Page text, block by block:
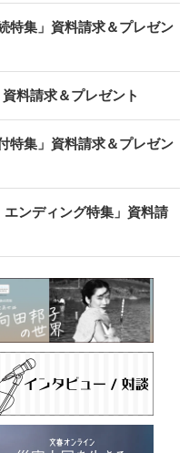
特集」資料請求＆プレゼン
料請求＆プレゼント
特集」資料請求＆プレゼン
ンディング特集」資料請